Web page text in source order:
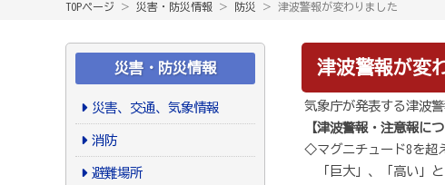
TOPページ ＞ 災害・防災情報 ＞ 防災 ＞ 津波警報が変わりました
災害・防災情報
災害、交通、気象情報
消防
避難場所
津波警報が変
気象庁が発表する津波
【津波警報・注意報につ
◇マグニチュード8を超
「巨大」、「高い」と